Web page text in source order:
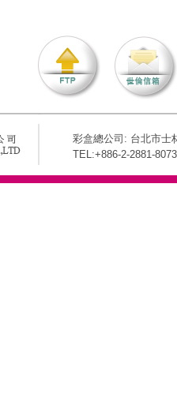
彩盒總公司: 台北市士
TEL:+886-2-2881-